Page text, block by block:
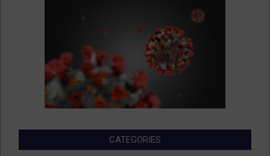
CATEGORIES